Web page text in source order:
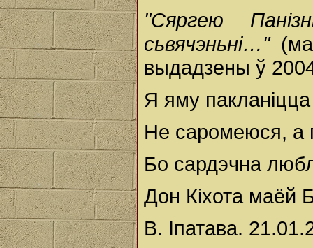
"Сяргею
сьвячэньні…"
выдадзены ў
Я яму пакланіцца
Не саромеюся, а
Бо сардэчна
Дон Кіхота маёй
В. Іпатава.